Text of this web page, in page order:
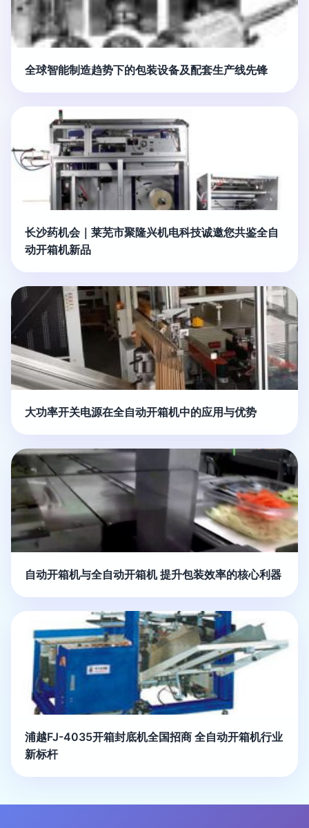
全球智能制造趋势下的包装设备及配套生产线先锋
长沙药机会｜莱芜市聚隆兴机电科技诚邀您共鉴全自
动开箱机新品
大功率开关电源在全自动开箱机中的应用与优势
自动开箱机与全自动开箱机 提升包装效率的核心利器
浦越FJ-4035开箱封底机全国招商 全自动开箱机行业
新标杆